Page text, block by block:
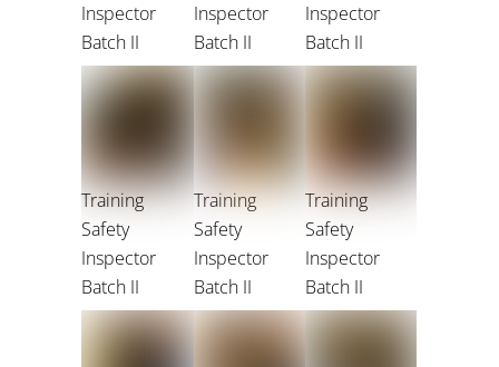
Inspector
Batch II
Inspector
Batch II
Inspector
Batch II
Training
Safety
Inspector
Batch II
Training
Safety
Inspector
Batch II
Training
Safety
Inspector
Batch II